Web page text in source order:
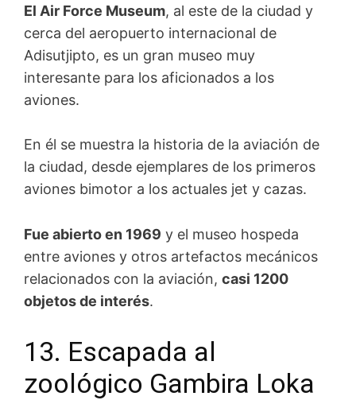
El Air Force Museum, al este de la ciudad y
cerca del aeropuerto internacional de
Adisutjipto, es un gran museo muy
interesante para los aficionados a los
aviones.
En él se muestra la historia de la aviación de
la ciudad, desde ejemplares de los primeros
aviones bimotor a los actuales jet y cazas.
Fue abierto en 1969 y el museo hospeda
entre aviones y otros artefactos mecánicos
relacionados con la aviación, casi 1200
objetos de interés.
13. Escapada al
zoológico Gambira Loka